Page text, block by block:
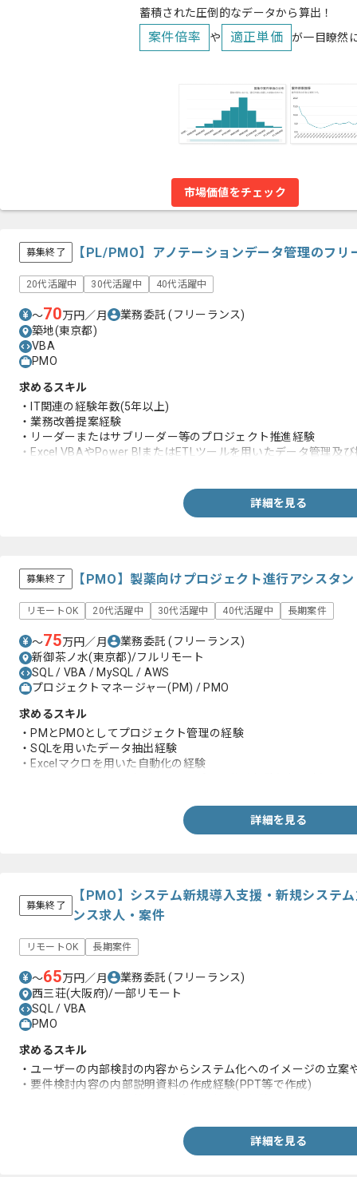
蓄積された圧倒的なデータから算出！
案件倍率 や 適正単価 が一目瞭然
市場価値をチェック
募集終了 【PL/PMO】アノテーションデータ管理のフ
20代活躍中 30代活躍中 40代活躍中
〜70万円／月 業務委託(フリーランス)
築地(東京都)
VBA
PMO
求めるスキル
・IT関連の経験年数(5年以上)
・業務改善提案経験
・リーダーまたはサブリーダー等のプロジェクト推進経験
・Excel VBAやPower BIまたはETLツールを用いたデータ管理及
詳細を見る
募集終了 【PMO】製薬向けプロジェクト進行アシスタ
リモートOK 20代活躍中 30代活躍中 40代活躍中 長期案件
〜75万円／月 業務委託(フリーランス)
新御茶ノ水(東京都)/フルリモート
SQL / VBA / MySQL / AWS
プロジェクトマネージャー(PM) / PMO
求めるスキル
・PMとPMOとしてプロジェクト管理の経験
・SQLを用いたデータ抽出経験
・Excelマクロを用いた自動化の経験
詳細を見る
募集終了
【PMO】システム新規導入支援・新規システ
ンス求人・案件
リモートOK 長期案件
〜65万円／月 業務委託(フリーランス)
西三荘(大阪府)/一部リモート
SQL / VBA
PMO
求めるスキル
・ユーザーの内部検討の内容からシステム化へのイメージの立案
・要件検討内容の内部説明資料の作成経験(PPT等で作成)
詳細を見る